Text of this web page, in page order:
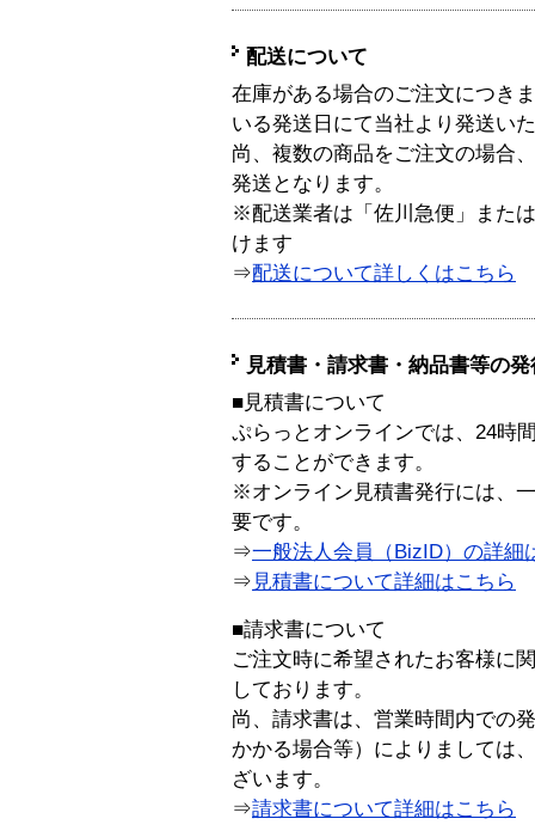
配送について
在庫がある場合のご注文につき
いる発送日にて当社より発送い
尚、複数の商品をご注文の場合
発送となります。
※配送業者は「佐川急便」また
けます
⇒配送について詳しくはこちら
見積書・請求書・納品書等の
■見積書について
ぷらっとオンラインでは、24時
することができます。
※オンライン見積書発行には、
要です。
⇒一般法人会員（BizID）の詳細
⇒ 見積書について詳細はこちら
■請求書について
ご注文時に希望されたお客様に
しております。
尚、請求書は、営業時間内での
かかる場合等）によりましては
ざいます。
⇒請求書について詳細はこちら